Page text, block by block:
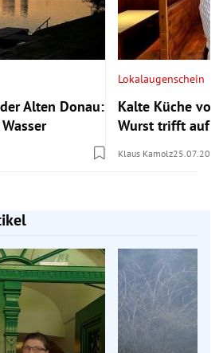
Alten Donau:
Lokalaugenschein
Kalte Küche
Wurst trifft auf
Klaus Kamolz25.07.2026